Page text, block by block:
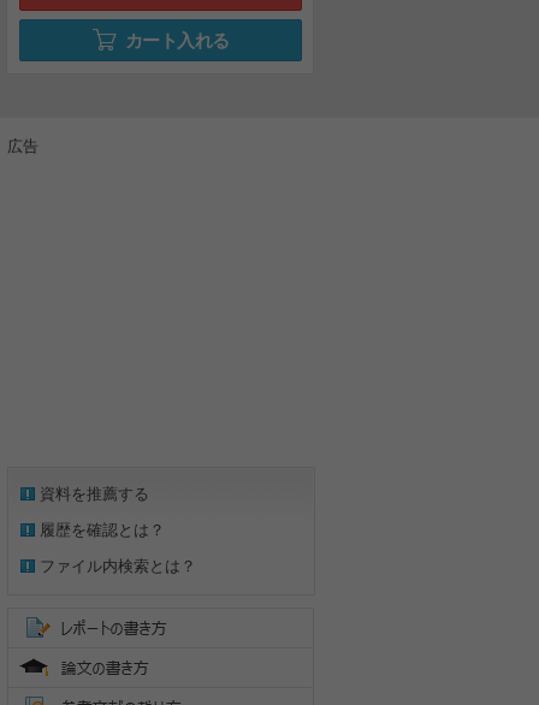
カート入れる
広告
資料を推薦する
履歴を確認とは？
ファイル内検索とは？